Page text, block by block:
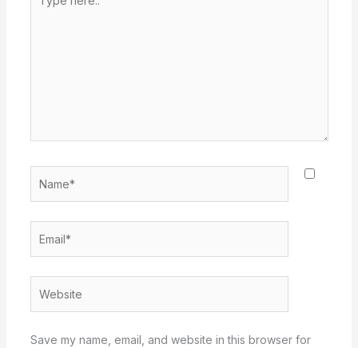
here..
Save my name, email, and website in this browser for